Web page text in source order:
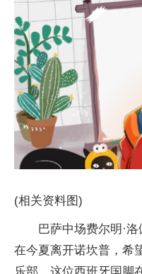
(相关资料图)
巴萨中场费尔明·
在今夏离开诺坎普，希